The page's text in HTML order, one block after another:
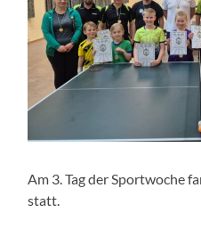
Am 3. Tag der Sportwoche
statt.